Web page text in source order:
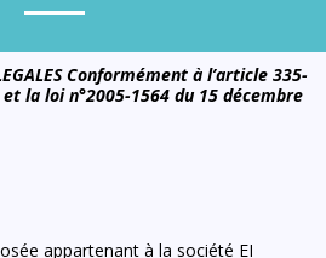
Conformément à l’article 335-
la loi n°2005-1564 du 15 décembre
appartenant à la société EI